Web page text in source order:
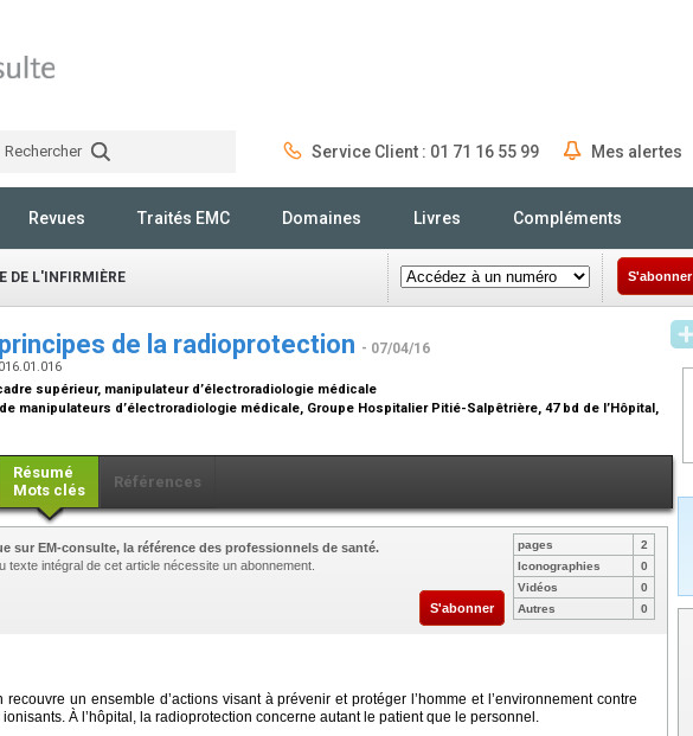
Rechercher Service Client : 01 71 16 55 99 Mes alertes
Revues Traités EMC Domaines Livres Compléments
DE L'INFIRMIÈRE S'abonner
de la radioprotection - 07/04/16
supérieur, manipulateur d’électroradiologie médicale
manipulateurs d’électroradiologie médicale, Groupe Hospitalier Pitié-Salpêtrière, 47 bd de l’Hôpital,
Résumé
Mots clés
Références
sur EM-consulte, la référence des professionnels de santé.
texte intégral de cet article nécessite un abonnement.
S'abonner
pages
2
Iconographies
0
Vidéos
0
Autres
0
recouvre un ensemble d’actions visant à prévenir et protéger l’homme et l’environnement contre
À l’hôpital, la radioprotection concerne autant le patient que le personnel.